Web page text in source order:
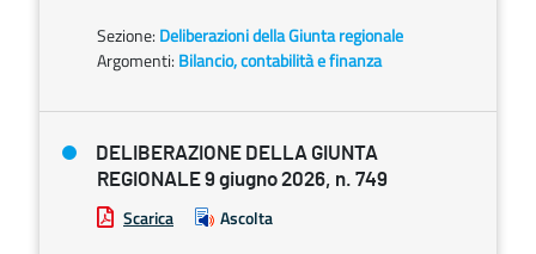
Sezione: Deliberazioni della Giunta regionale
Argomenti: Bilancio, contabilità e finanza
DELIBERAZIONE DELLA GIUNTA
REGIONALE 9 giugno 2026, n. 749
Scarica Ascolta